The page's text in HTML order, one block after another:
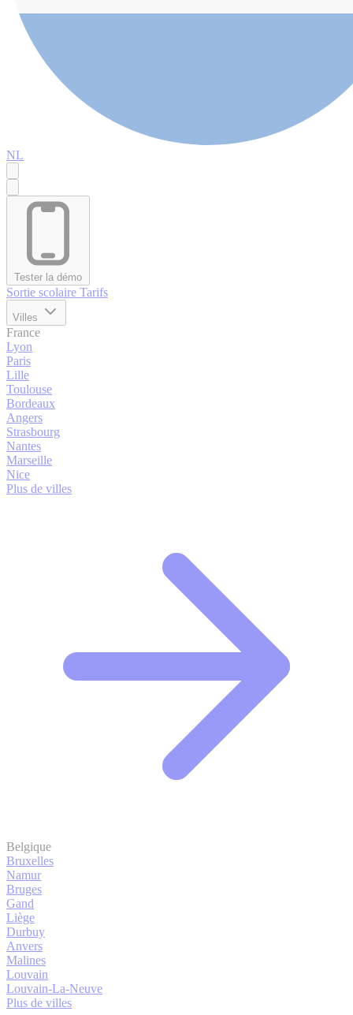
NL
Tester la démo
Sortie scolaire Tarifs
Villes
France
Lyon
Paris
Lille
Toulouse
Bordeaux
Angers
Strasbourg
Nantes
Marseille
Nice
Plus de villes
Belgique
Bruxelles
Namur
Bruges
Gand
Liège
Durbuy
Anvers
Malines
Louvain
Louvain-La-Neuve
Plus de villes